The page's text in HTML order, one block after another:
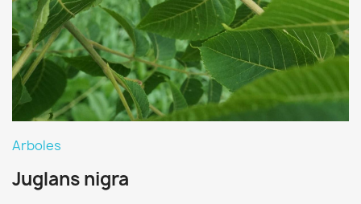
Arboles
Juglans nigra